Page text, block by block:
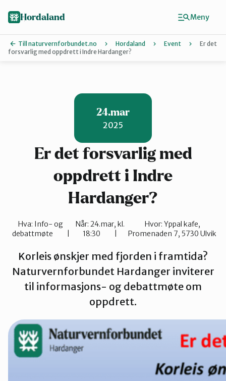
Bli medlem
Bjørnafjorden
Hardanger
Nordhordland
Stord
Hordaland
Till naturvernforbundet.no Hordaland Event
Er det
forsvarlig med oppdrett i Indre Hardanger?
24.mar
2025
Er det forsvarlig med
oppdrett i Indre
Hardanger?
Hva: Info- og
debattmøte
Når: 24.mar, kl.
18:30
Hvor: Yppal kafe,
Promenaden 7, 5730 Ulvik
Korleis ønskjer med fjorden i framtida?
Naturvernforbundet Hardanger inviterer
til informasjons- og debattmøte om
oppdrett.